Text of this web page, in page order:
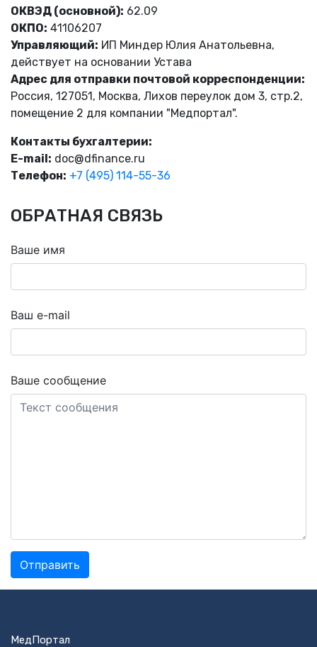
ОКВЭД (основной): 62.09
ОКПО: 41106207
Управляющий: ИП Миндер Юлия Анатольевна,
действует на основании Устава
Адрес для отправки почтовой корреспонденции:
Россия, 127051, Москва, Лихов переулок дом 3, стр.2,
помещение 2 для компании "Медпортал".
Контакты бухгалтерии:
E-mail: doc@dfinance.ru
Телефон: +7 (495) 114-55-36
ОБРАТНАЯ СВЯЗЬ
Ваше имя
Ваш e-mail
Ваше сообщение
МедПортал